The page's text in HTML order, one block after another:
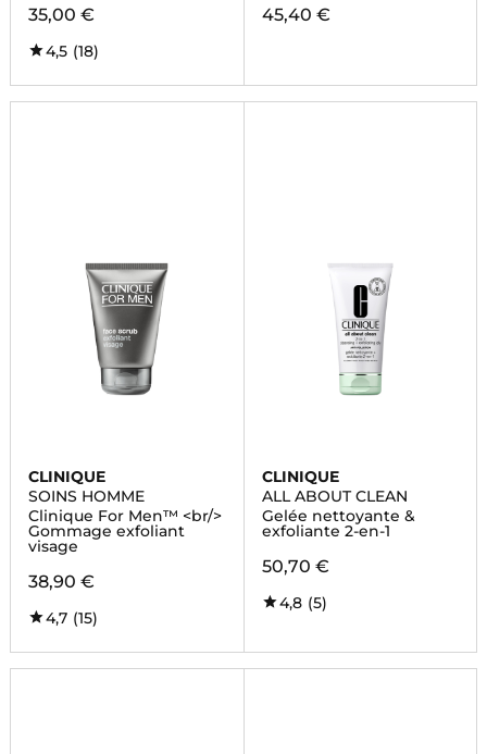
35,00 €
4,5 (18)
45,40 €
CLINIQUE
SOINS HOMME
Clinique For Men™ <br/>
Gommage exfoliant
visage
38,90 €
4,7 (15)
CLINIQUE
ALL ABOUT CLEAN
Gelée nettoyante &
exfoliante 2-en-1
50,70 €
4,8 (5)